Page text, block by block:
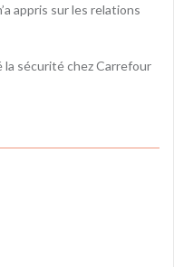
appris sur les relations
la sécurité chez Carrefour